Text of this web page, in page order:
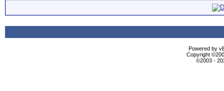
Powered by
Copyright
©2003 -